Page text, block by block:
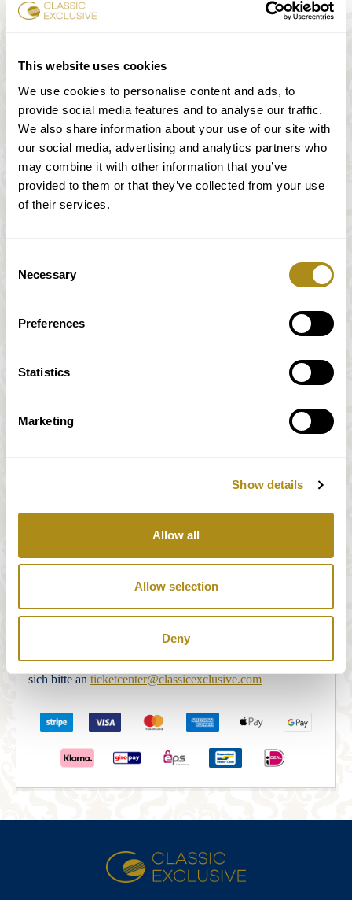
This website uses cookies
We use cookies to personalise content and ads, to
provide social media features and to analyse our traffic.
We also share information about your use of our site with
our social media, advertising and analytics partners who
may combine it with other information that you’ve
provided to them or that they’ve collected from your use
of their services.
Selection
Necessary
Preferences
Statistics
Marketing
Show details
Allow all
Allow selection
Deny
27.00
Senior
27.00
Unser Zahlungssystem wird vollständig und sicher von
STRIPE Payments bereitgestellt. Nachdem Sie das
Bestellformular korrekt ausgefüllt haben, werden Sie zum
Zahlung abzuschließen. Nach Abschluss der Zahlung wird
die Buchung per E-Mail bestätigt. Sollten Sie innerhalb von
5 Minuten keine E-Mail-Bestätigung erhalten, wenden Sie
sich bitte an ticketcenter@classicexclusive.com